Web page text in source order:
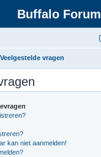
Buffalo Forum
Veelgestelde vragen
kan niet aanmelden!